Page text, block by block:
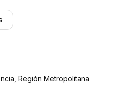
Región Metropolitana